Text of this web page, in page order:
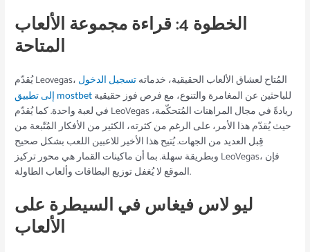
الخطوة 4: قراءة مجموعة الألعاب
المتاحة
يُقدّم Leovegas، المُتاح لعشاق الألعاب الحقيقية، خدماته تسجيل الدخول
إلى تطبيق mostbet
في لعبة واحدة. كما يُقدّم LeoVegas ريادةً في مجال المراهنات المُتحكّمة،
حيث يُقدّم هذا الأمر، على الرغم من كثرته، الكثير من الأفكار المُتّبعة من
قِبل العديد من الجهات. يُتيح هذا الأخير للاعبين اللعب بشكل صحيح
وبطريقة سهلة. بما أن ماكينات القمار هي محور تركيز LeoVegas، فإن
الموقع لا يُغفل توزيع البطاقات وألعاب الطاولة.
ليو لاس فيغاس في السيطرة على
الألعاب